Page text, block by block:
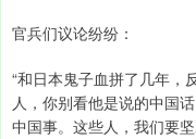
官兵们议论纷纷：
“和日本鬼子血拼了几年，
人，你别看他是说的中国
中国事。这些人，我们要